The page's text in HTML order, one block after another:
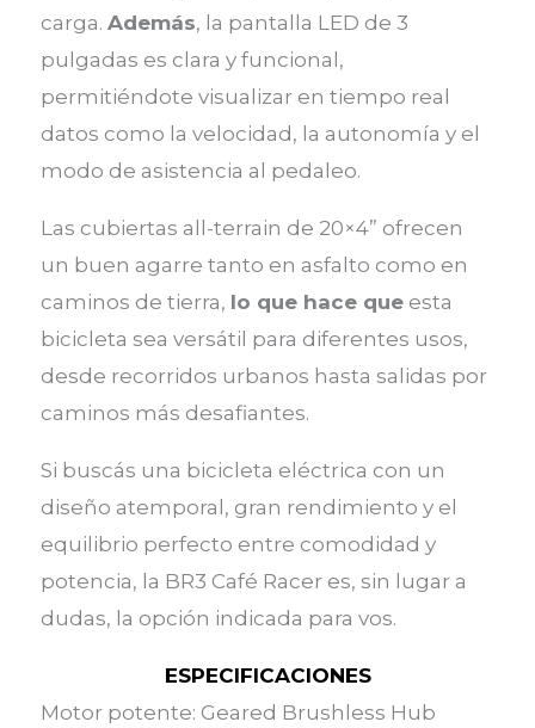
carga.Además, la pantalla LED de 3
pulgadas es clara y funcional,
permitiéndote visualizar en tiempo real
datos como la velocidad, la autonomía y el
modo de asistencia al pedaleo.
Las cubiertas all-terrain de 20×4” ofrecen
un buen agarre tanto en asfalto como en
caminos de tierra, lo que hace que esta
bicicleta sea versátil para diferentes usos,
desde recorridos urbanos hasta salidas por
caminos más desafiantes.
Si buscás una bicicleta eléctrica con un
diseño atemporal, gran rendimiento y el
equilibrio perfecto entre comodidad y
potencia, la BR3 Café Racer es, sin lugar a
dudas, la opción indicada para vos.
ESPECIFICACIONES
Motor potente: Geared Brushless Hub